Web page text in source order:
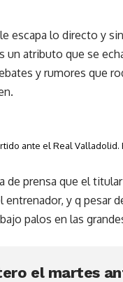
escapa lo directo y
un atributo que se
y rumores que
ante el Real Valladolid.
de prensa que el
y q pesar
palos en las
el martes